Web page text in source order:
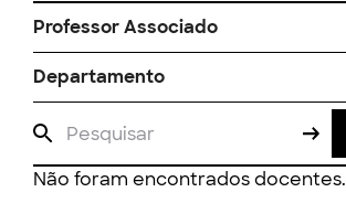
Professor Associado
Departamento
Não foram encontrados docentes.